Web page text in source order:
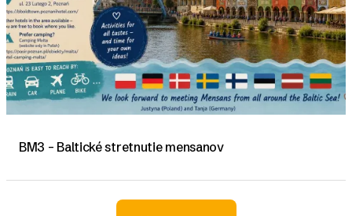
BM3 – Baltické stretnutie mensanov